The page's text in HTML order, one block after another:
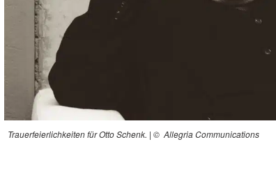
Trauerfeierlichkeiten für Otto Schenk. | © Allegria Communications